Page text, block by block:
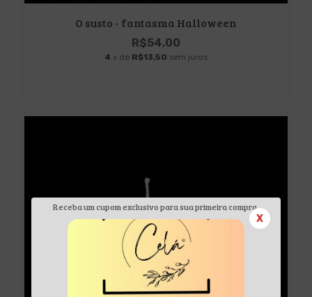
Receba um cupom exclusivo para sua primeira compra.
X
O susto - fantasma Halloween
R$54,00
4 x de R$13,50 sem juros